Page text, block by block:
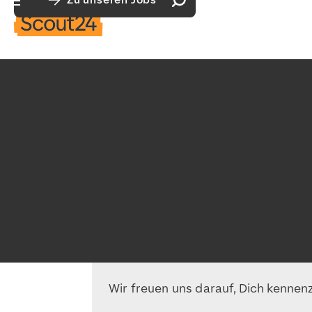
Hauptnavigation öffnen Suchfeld öffnen
Wir freuen uns darauf, Dich